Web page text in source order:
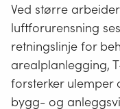
Ved større
luftforurensning
retningslinje for
arealplanlegging,
forsterker ulemper
bygg- og